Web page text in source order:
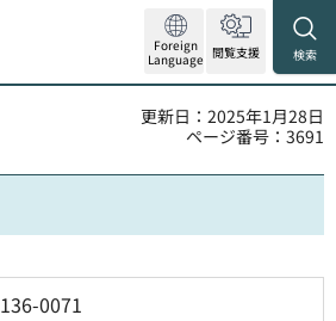
Foreign
Language 閲覧支援 検索
更新日：2025年1月28日
ページ番号：3691
136-0071